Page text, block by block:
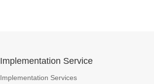
Implementation Service
Implementation Services